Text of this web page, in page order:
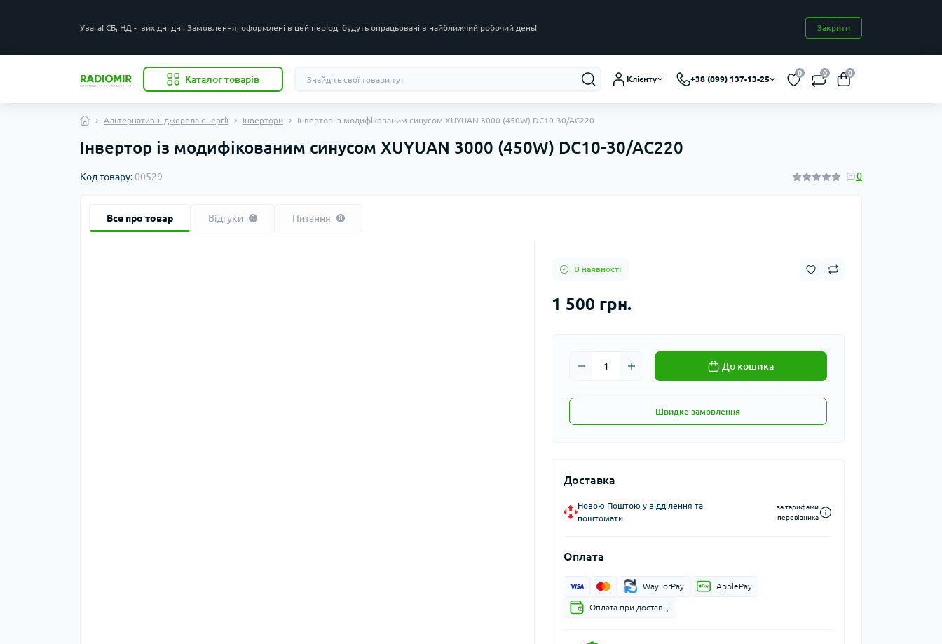
Увага! СБ, НД - вихідні дні. Замовлення, оформлені в цей період, будуть опрацьовані в найближчий робочий день! Закрити
Каталог товарів Клієнту +38 (099) 137-13-25
0 0 0
Альтернативні джерела енергії Інвертори Інвертор із модифікованим синусом XUYUAN 3000 (450W) DC10-30/AC220
Інвертор із модифікованим синусом XUYUAN 3000 (450W) DC10-30/AC220
Код товару:00529 0
Все про товар Відгуки 0 Питання 0
В наявності
1 500 грн.
До кошика
Швидке замовлення
Доставка
Новою Поштою у відділення та
поштомати
за тарифами
перевізника
Оплата
WayForPay ApplePay
Оплата при доставці